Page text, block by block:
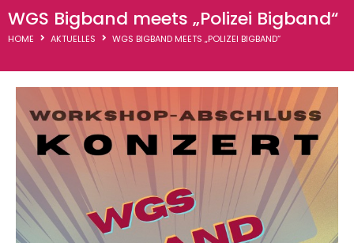
Downloads
Thementage
WGS Bigband meets „Polizei Bigband“
HOME AKTUELLES WGS BIGBAND MEETS „POLIZEI BIGBAND“